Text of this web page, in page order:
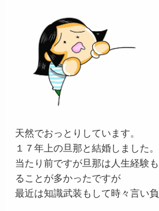
天然でおっとりしています。
１７年上の旦那と結婚しました。
当たり前ですが旦那は人生経験
ることが多かったですが
最近は知識武装もして時々言い負